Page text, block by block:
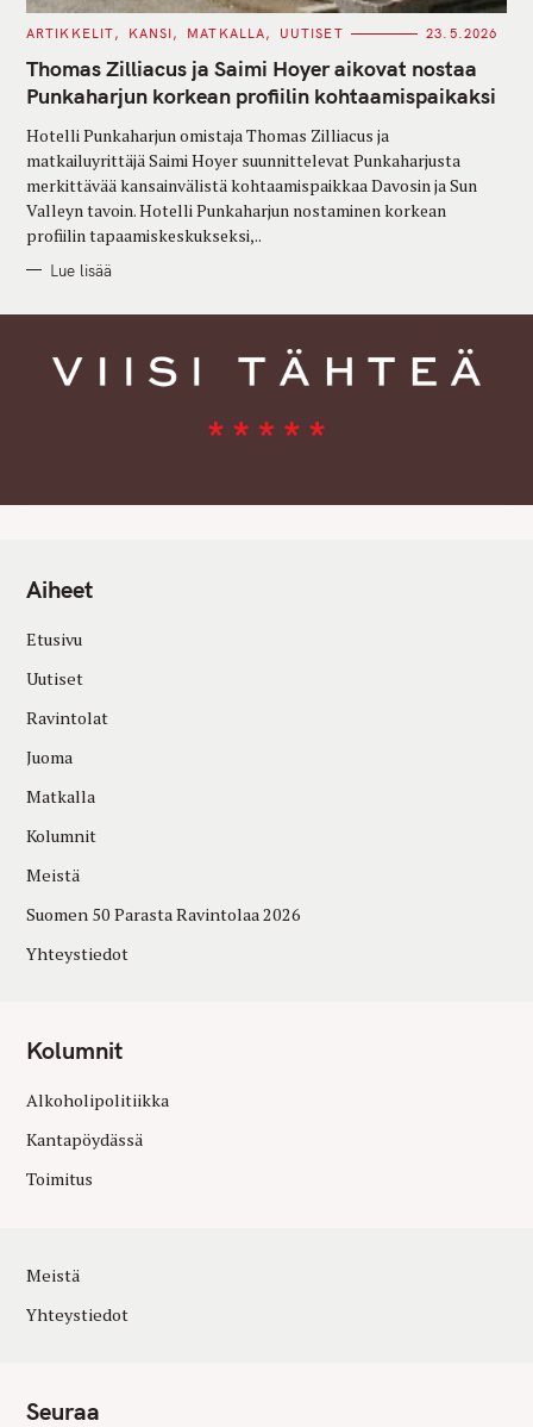
C
T
E
G
O
I
E
S
ARTIKKELIT KANSI MATKALLA UUTISET 23.5.2026
Thomas Zilliacus ja Saimi Hoyer aikovat nostaa
Punkaharjun korkean profiilin kohtaamispaikaksi
Hotelli Punkaharjun omistaja Thomas Zilliacus ja
matkailuyrittäjä Saimi Hoyer suunnittelevat Punkaharjusta
merkittävää kansainvälistä kohtaamispaikkaa Davosin ja Sun
Valleyn tavoin. Hotelli Punkaharjun nostaminen korkean
profiilin tapaamiskeskukseksi,..
Lue lisää
Aiheet
Etusivu
Uutiset
Ravintolat
Juoma
Matkalla
Kolumnit
Meistä
Suomen 50 Parasta Ravintolaa 2026
Yhteystiedot
Kolumnit
Alkoholipolitiikka
Kantapöydässä
Toimitus
Meistä
Yhteystiedot
Seuraa